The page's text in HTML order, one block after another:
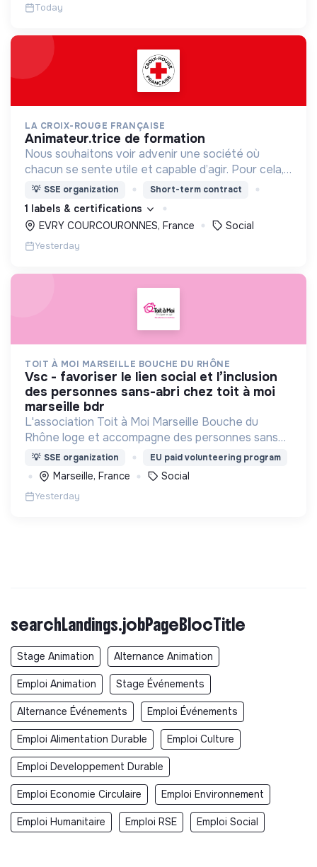
Today
LA CROIX-ROUGE FRANÇAISE
animateur.trice de formation
Nous souhaitons voir advenir une société où
chacun se sente utile et capable d’agir. Pour cela,
nous proposons des moyens et des lieux
d’engagement innovants et adaptés à tous.
💡 SSE organization Short-term contract
1 labels & certifications
EVRY COURCOURONNES, France
Social
Yesterday
TOIT À MOI MARSEILLE BOUCHE DU RHÔNE
vsc - favoriser le lien social et l’inclusion
des personnes sans-abri chez toit à moi
marseille bdr
L'association Toit à Moi Marseille Bouche du
Rhône loge et accompagne des personnes sans
abris vers un avenir sans rue.
💡 SSE organization EU paid volunteering program
Marseille, France Social
Yesterday
searchLandings.jobPageBlocTitle
Stage Animation Alternance Animation
Emploi Animation Stage Événements
Alternance Événements Emploi Événements
Emploi Alimentation Durable Emploi Culture
Emploi Developpement Durable
Emploi Economie Circulaire Emploi Environnement
Emploi Humanitaire Emploi RSE Emploi Social